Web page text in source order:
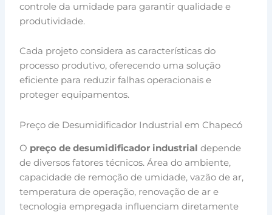
controle da umidade para garantir qualidade e
produtividade.
Cada projeto considera as características do
processo produtivo, oferecendo uma solução
eficiente para reduzir falhas operacionais e
proteger equipamentos.
Preço de Desumidificador Industrial em Chapecó
O preço de desumidificador industrial depende
de diversos fatores técnicos. Área do ambiente,
capacidade de remoção de umidade, vazão de ar,
temperatura de operação, renovação de ar e
tecnologia empregada influenciam diretamente